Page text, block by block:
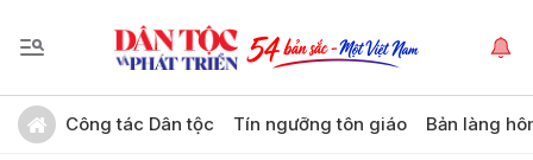
Công tác Dân tộc Tín ngưỡng tôn giáo Bản làng